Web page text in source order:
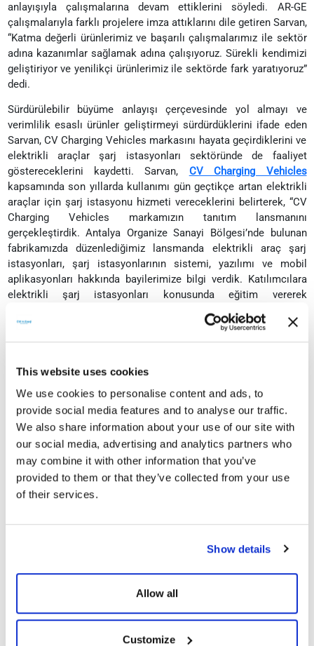
This website uses cookies
We use cookies to personalise content and ads, to
provide social media features and to analyse our traffic.
We also share information about your use of our site with
our social media, advertising and analytics partners who
may combine it with other information that you’ve
provided to them or that they’ve collected from your use
of their services.
Show details
Allow all
Customize
anlayışıyla çalışmalarına devam ettiklerini söyledi. AR-GE
çalışmalarıyla farklı projelere imza attıklarını dile getiren Sarvan,
“Katma değerli ürünlerimiz ve başarılı çalışmalarımız ile sektör
adına kazanımlar sağlamak adına çalışıyoruz. Sürekli kendimizi
geliştiriyor ve yenilikçi ürünlerimiz ile sektörde fark yaratıyoruz”
dedi.
Sürdürülebilir büyüme anlayışı çerçevesinde yol almayı ve
verimlilik esaslı ürünler geliştirmeyi sürdürdüklerini ifade eden
Sarvan, CV Charging Vehicles markasını hayata geçirdiklerini ve
elektrikli araçlar şarj istasyonları sektöründe de faaliyet
göstereceklerini kaydetti. Sarvan, CV Charging Vehicles
kapsamında son yıllarda kullanımı gün geçtikçe artan elektrikli
araçlar için şarj istasyonu hizmeti vereceklerini belirterek, “CV
Charging Vehicles markamızın tanıtım lansmanını
gerçekleştirdik. Antalya Organize Sanayi Bölgesi’nde bulunan
fabrikamızda düzenlediğimiz lansmanda elektrikli araç şarj
istasyonları, şarj istasyonlarının sistemi, yazılımı ve mobil
aplikasyonları hakkında bayilerimize bilgi verdik. Katılımcılara
elektrikli şarj istasyonları konusunda eğitim vererek
konuştu.
Yüksek hızlı şarj istasyonları
Elektrikli araç şarj istasyonları ve istasyon ağı alanlarında
detaylı çözümler sunduklarını ifade eden Sarvan, enerji
sektöründeki bilgi, birikim ve tecrübelerini CV Charging Vehicles
markası ile de sürdüreceklerini söyledi. Sarvan, yüksek hızlı şarj
istasyonları ve elektrikli araç şarj noktaları gibi çözümler ile
kullanıcılara yurt içi ve yurt dışında uzun soluklu hizmet
sağlayacaklarını dile getirerek, “Sektörel yenilikleri yakından
uygun sistemleri sunuyoruz. CV Charging Vehicles markamızla
salınımını azaltarak gelecek nesillere daha temiz bir dünya
Araçlar zamandan tasarruf edilerek şarj edilebilir
Elektrikli araç şarj istasyonu ile elektrikli araçların şarj ihtiyacını
temiz ve sürdürülebilir bir şekilde sağlamayı hedeflediklerini